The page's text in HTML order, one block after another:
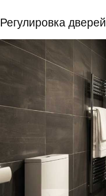
Регулировка дверей